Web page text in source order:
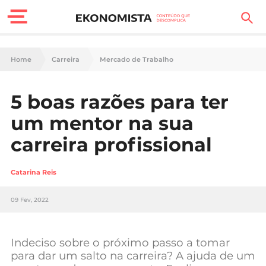
Finanças Pessoais
Carreira
Casa
Lifestyle
Sociedade
Negócios
Home Carreira Mercado de Trabalho
5 boas razões para ter
um mentor na sua
carreira profissional
Catarina Reis
09 Fev, 2022
Indeciso sobre o próximo passo a tomar
para dar um salto na carreira? A ajuda de um